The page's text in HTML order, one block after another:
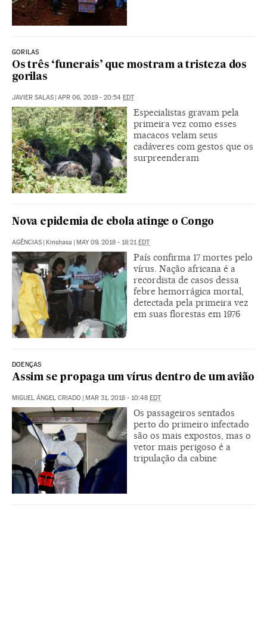
GORILAS
Os três ‘funerais’ que mostram a tristeza dos
gorilas
JAVIER SALAS | APR 06, 2019 - 20:54 EDT
Especialistas gravam pela
primeira vez como esses
macacos velam seus
cadáveres com gestos que os
surpreenderam
Nova epidemia de ebola atinge o Congo
AGÊNCIAS | Kinshasa | MAY 09, 2018 - 18:21EDT
País confirma 17 mortes pelo
vírus. Nação africana é a
recordista de casos dessa
febre hemorrágica mortal,
detectada pela primeira vez
em suas florestas em 1976
DOENÇAS
Assim se propaga um vírus dentro de um avião
MIGUEL ÁNGEL CRIADO | MAR 31, 2018 - 10:48 EDT
Os passageiros sentados
perto do primeiro infectado
são os mais expostos, mas o
vetor mais perigoso é a
tripulação da cabine